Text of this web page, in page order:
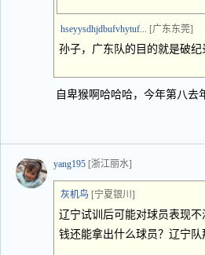
hseyysdhjdbufvhytuf... [广东东莞]
孙子，广东队的目的就是破
自卑猴啊哈哈哈，今年第八去
yang195 [浙江丽水]
灰机鸟 [宁夏银川]
辽宁试训后可能对球员表现
钱还能拿出什么球员？辽宁